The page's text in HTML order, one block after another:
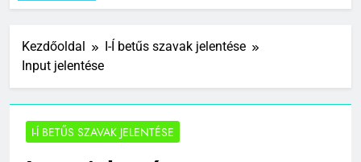
Kezdőoldal
I-Í betűs szavak jelentése
Input jelentése
I-Í BETŰS SZAVAK JELENTÉSE